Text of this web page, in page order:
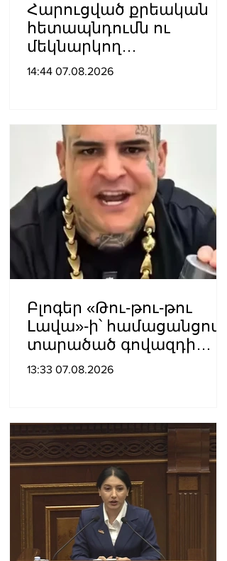
Հարուցված քրեական
հետապնդումն ու
մեկնարկող
դատավարությունը
ինստիտուտների
հեղինակազրկման և
ապապետական
գործողությունների նոր
խայտառակ հանգրվանն
է. Լուսավոր Հայաստան
14:44 07.08.2026
Բլոգեր «Թու-թու-թու
Լավա»-ի՝ համացանցով
տարածած գովազդի
կեղծ լինելու մասին
է ստացել. նյութերը
փոխանցվել են
քննչական բաժին
13:33 07.08.2026